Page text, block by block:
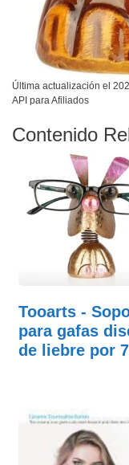
Última actualización el
API para Afiliados
Contenido
Tooarts -
para gafas
de liebre por